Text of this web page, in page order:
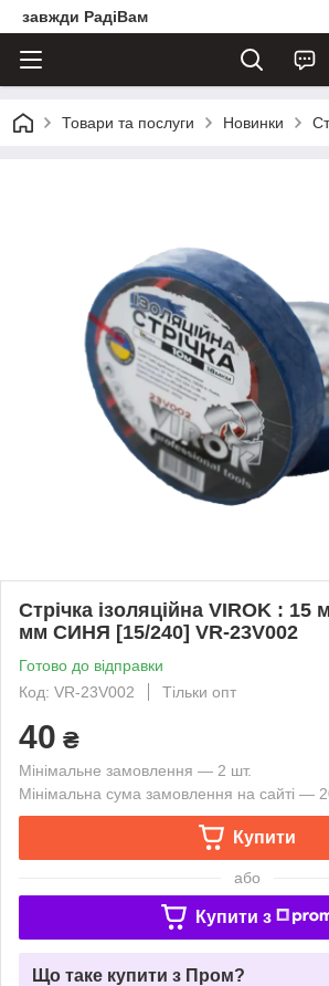
завжди РадіВам
Товари та послуги Новинки
Стрічка ізоляційна VIROK : 15
мм CИНЯ [15/240] VR-23V002
Готово до відправки
Код: VR-23V002
Тільки опт
40 ₴
Мінімальне замовлення — 2 шт.
Мінімальна сума замовлення на сайті —
Купити
або
Купити з
Що таке купити з Пром?